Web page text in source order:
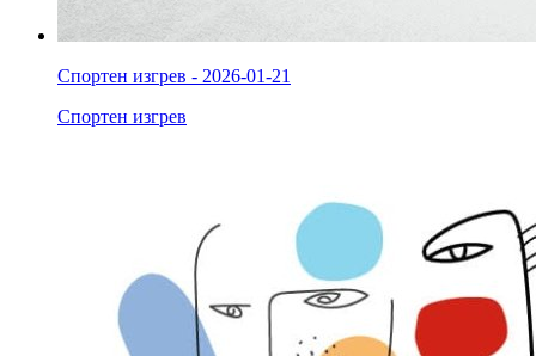
Спортен изгрев - 2026-01-21
Спортен изгрев